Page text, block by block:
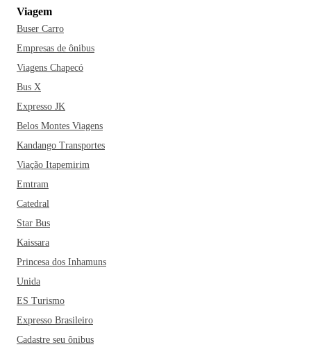
Viagem
Buser Carro
Empresas de ônibus
Viagens Chapecó
Bus X
Expresso JK
Belos Montes Viagens
Kandango Transportes
Viação Itapemirim
Emtram
Catedral
Star Bus
Kaissara
Princesa dos Inhamuns
Unida
ES Turismo
Expresso Brasileiro
Cadastre seu ônibus